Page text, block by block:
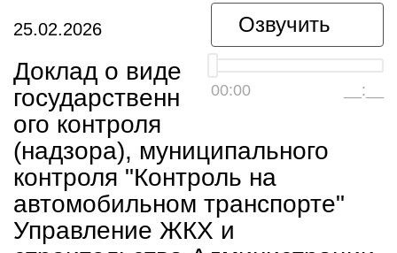
Озвучить
00:00 __:__
25.02.2026
Доклад о виде
государственн
ого контроля
(надзора), муниципального
контроля "Контроль на
автомобильном транспорте"
Управление ЖКХ и